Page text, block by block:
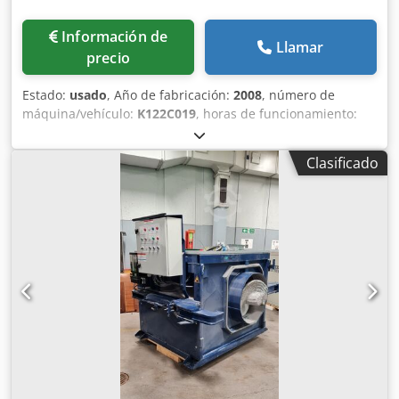
Información de
precio
Llamar
Estado: usado, Año de fabricación: 2008, número de
máquina/vehículo: K122C019, horas de funcionamiento:
, Grúa pórtico de 40 toneladas – Teichmann / Paola
De Nicola Se vende una grúa pórtico con una capacidad de
elevación de 40 toneladas, tras una modernización integral
realizada en 2025 por Teichmann GmbH. La máquina está
en perfecto estado de funcionamiento, con las
certificaciones y la documentación técnica completas y
actualizadas. Datos básicos: • Fabricante: Paola De Nicola
S.p.A. • Año de fabricación: 2008 • Modernización: 2025
(Teichmann GmbH) • Capacidad de elevación: 4 carros x
15T (total 40T) Cjdpfx Aaszick Ijnjrf • Número de serie:
K122C019 • Dimensiones: aproximadamente 11.000 x
11.000 x 15.450 mm (A x L x Al) • Altura bajo el travesaño:
aproximadamente 12.800 mm • Velocidad de elevación: 4,0
/ 8,0 m/min • Velocidad del carro: 12 m/min • Velocidad de
desplazamiento: 90 m/min • Motor: Diésel Ubicación:
Clasificado